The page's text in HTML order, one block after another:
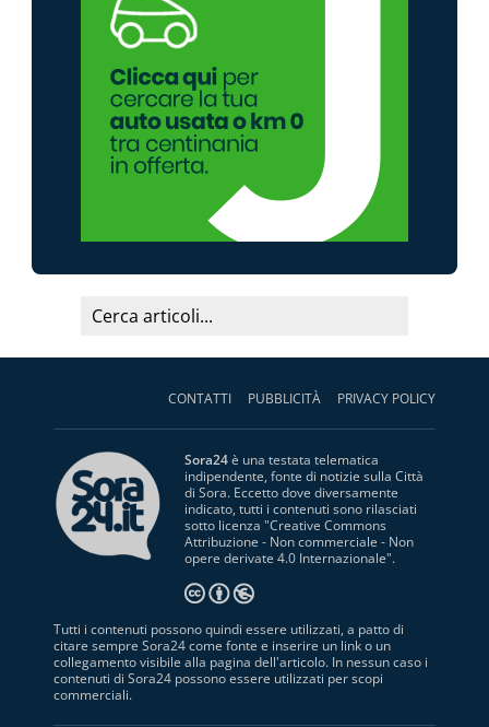
CONTATTI PUBBLICITÀ PRIVACY POLICY
Sora24è una testata telematica
indipendente, fonte di notizie sulla Città
di Sora. Eccetto dove diversamente
indicato, tutti i contenuti sono rilasciati
sotto licenza "Creative Commons
Attribuzione - Non commerciale - Non
opere derivate 4.0 Internazionale".
Tutti i contenuti possono quindi essere utilizzati, a patto di
citare sempre Sora24 come fonte e inserire un link o un
collegamento visibile alla pagina dell'articolo. In nessun caso i
contenuti di Sora24 possono essere utilizzati per scopi
commerciali.